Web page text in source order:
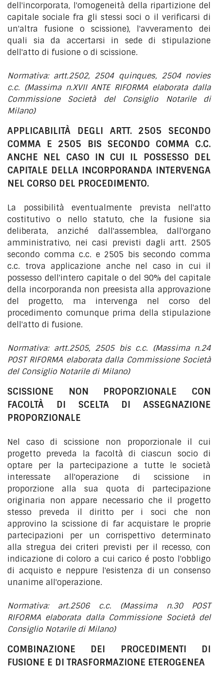
dell'incorporata, l'omogeneità della ripartizione del
capitale sociale fra gli stessi soci o il verificarsi di
un'altra fusione o scissione), l'avveramento dei
quali sia da accertarsi in sede di stipulazione
dell'atto di fusione o di scissione.
Normativa: artt.2502, 2504 quinques, 2504 novies
c.c. (Massima n.XVII ANTE RIFORMA elaborata dalla
Commissione Società del Consiglio Notarile di
Milano)
APPLICABILITÀ DEGLI ARTT. 2505 SECONDO
COMMA E 2505 BIS SECONDO COMMA C.C.
ANCHE NEL CASO IN CUI IL POSSESSO DEL
CAPITALE DELLA INCORPORANDA INTERVENGA
NEL CORSO DEL PROCEDIMENTO.
La possibilità eventualmente prevista nell'atto
costitutivo o nello statuto, che la fusione sia
deliberata, anziché dall'assemblea, dall'organo
amministrativo, nei casi previsti dagli artt. 2505
secondo comma c.c. e 2505 bis secondo comma
c.c. trova applicazione anche nel caso in cui il
possesso dell'intero capitale o del 90% del capitale
della incorporanda non preesista alla approvazione
del progetto, ma intervenga nel corso del
procedimento comunque prima della stipulazione
dell'atto di fusione.
Normativa: artt.2505, 2505 bis c.c. (Massima n.24
POST RIFORMA elaborata dalla Commissione Società
del Consiglio Notarile di Milano)
SCISSIONE NON PROPORZIONALE CON
FACOLTÀ DI SCELTA DI ASSEGNAZIONE
PROPORZIONALE
Nel caso di scissione non proporzionale il cui
progetto preveda la facoltà di ciascun socio di
optare per la partecipazione a tutte le società
interessate all'operazione di scissione in
proporzione alla sua quota di partecipazione
originaria non appare necessario che il progetto
stesso preveda il diritto per i soci che non
approvino la scissione di far acquistare le proprie
partecipazioni per un corrispettivo determinato
alla stregua dei criteri previsti per il recesso, con
indicazione di coloro a cui carico é posto l'obbligo
di acquisto e neppure l'esistenza di un consenso
unanime all'operazione.
Normativa: art.2506 c.c. (Massima n.30 POST
RIFORMA elaborata dalla Commissione Società del
Consiglio Notarile di Milano)
COMBINAZIONE DEI PROCEDIMENTI DI
FUSIONE E DI TRASFORMAZIONE ETEROGENEA